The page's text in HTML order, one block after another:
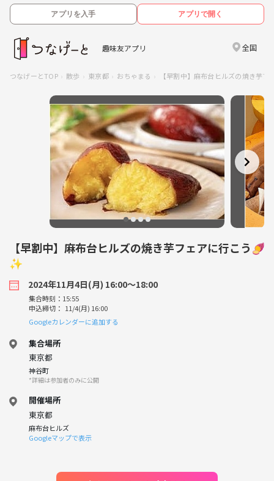
アプリを入手 アプリで開く
趣味友アプリ 全国
つなげーとTOP 散歩 東京都 おちゃまる 【早割中】麻布台ヒルズの焼き芋
【早割中】麻布台ヒルズの焼き芋フェアに行こう🍠
✨
2024年11月4日(月) 16:00〜18:00
集合時刻：15:55
申込締切： 11/4(月) 16:00
Googleカレンダーに追加する
集合場所
東京都
神谷町
*詳細は参加者のみに公開
開催場所
東京都
麻布台ヒルズ
Googleマップで表示